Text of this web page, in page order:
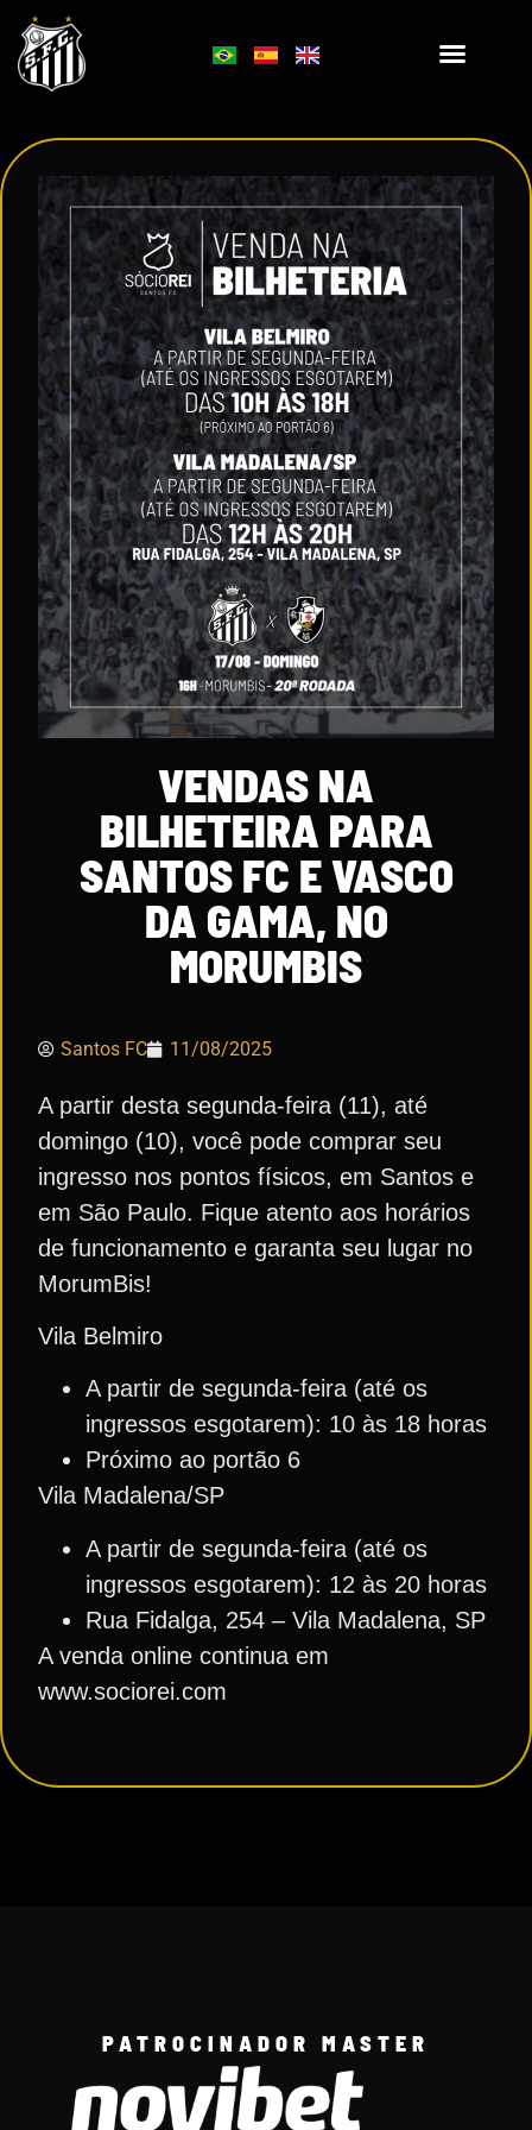
VENDAS NA
BILHETEIRA PARA
SANTOS FC E VASCO
DA GAMA, NO
MORUMBIS
Santos FC 11/08/2025
A partir desta segunda-feira (11), até
domingo (10), você pode comprar seu
ingresso nos pontos físicos, em Santos e
em São Paulo. Fique atento aos horários
de funcionamento e garanta seu lugar no
MorumBis!
Vila Belmiro
A partir de segunda-feira (até os
ingressos esgotarem): 10 às 18 horas
Próximo ao portão 6
Vila Madalena/SP
A partir de segunda-feira (até os
ingressos esgotarem): 12 às 20 horas
Rua Fidalga, 254 – Vila Madalena, SP
A venda online continua em
www.sociorei.com
PATROCINADOR MASTER